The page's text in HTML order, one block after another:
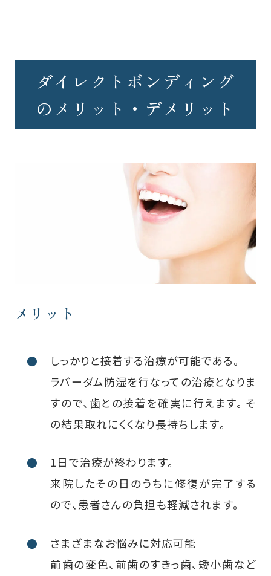
ダイレクトボンディング
のメリット・デメリット
メリット
しっかりと接着する治療が可能である。
ラバーダム防湿を行なっての治療となりま
すので、歯との接着を確実に行えます。 そ
の結果取れにくくなり長持ちします。
1日で治療が終わります。
来院したその日のうちに修復が完了する
ので、患者さんの負担も軽減されます。
さまざまなお悩みに対応可能
前歯の変色、前歯のすきっ歯、矮小歯など